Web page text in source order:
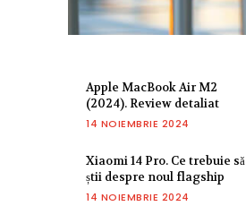
Apple MacBook Air M2
(2024). Review detaliat
14 NOIEMBRIE 2024
Xiaomi 14 Pro. Ce trebuie să
știi despre noul flagship
14 NOIEMBRIE 2024